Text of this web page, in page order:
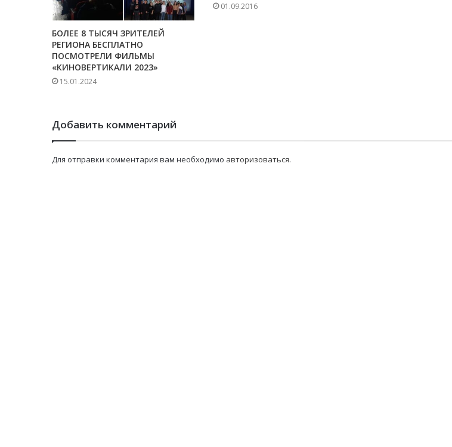
БОЛЕЕ 8 ТЫСЯЧ ЗРИТЕЛЕЙ
РЕГИОНА БЕСПЛАТНО
ПОСМОТРЕЛИ ФИЛЬМЫ
«КИНОВЕРТИКАЛИ 2023»
15.01.2024
01.09.2016
Добавить комментарий
Для отправки комментария вам необходимо авторизоваться.